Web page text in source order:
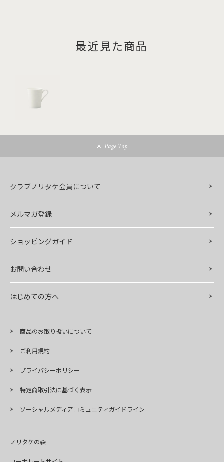
最近見た商品
Page Top
クラブノリタケ会員について
メルマガ登録
ショッピングガイド
お問い合わせ
はじめての方へ
商品のお取り扱いについて
ご利用規約
プライバシーポリシー
特定商取引法に基づく表示
ソーシャルメディアコミュニティガイドライン
ノリタケの森